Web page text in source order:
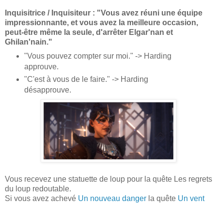
Inquisitrice / Inquisiteur : "Vous avez réuni une équipe
impressionnante, et vous avez la meilleure occasion,
peut-être même la seule, d'arrêter Elgar'nan et
Ghilan'nain."
"Vous pouvez compter sur moi." -> Harding
approuve.
"C'est à vous de le faire." -> Harding
désapprouve.
Vous recevez une statuette de loup pour la quête Les regrets
du loup redoutable.
Si vous avez achevé Un nouveau danger la quête Un vent